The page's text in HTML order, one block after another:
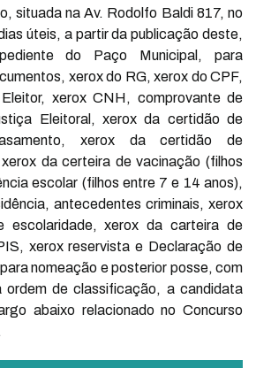
situada na Av. Rodolfo Baldi 817, no
úteis, a partir da publicação deste,
do Paço Municipal, para
xerox do RG, xerox do CPF,
xerox CNH, comprovante de
Eleitoral, xerox da certidão de
xerox da certidão de
da certeira de vacinação (filhos
escolar (filhos entre 7 e 14 anos),
antecedentes criminais, xerox
escolaridade, xerox da carteira de
xerox reservista e Declaração de
nomeação e posterior posse, com
ordem de classificação, a candidata
abaixo relacionado no Concurso